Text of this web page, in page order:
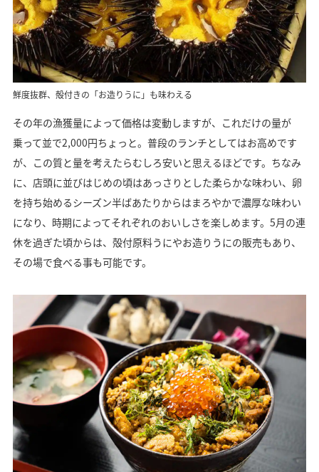
鮮度抜群、殻付きの「お造りうに」も味わえる
その年の漁獲量によって価格は変動しますが、これだけの量が
乗って並で2,000円ちょっと。普段のランチとしてはお高めです
が、この質と量を考えたらむしろ安いと思えるほどです。ちなみ
に、店頭に並びはじめの頃はあっさりとした柔らかな味わい、卵
を持ち始めるシーズン半ばあたりからはまろやかで濃厚な味わい
になり、時期によってそれぞれのおいしさを楽しめます。5月の連
休を過ぎた頃からは、殻付原料うにやお造りうにの販売もあり、
その場で食べる事も可能です。